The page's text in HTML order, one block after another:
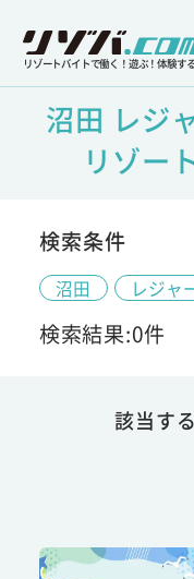
リゾートバイトで働く！遊ぶ！体験す
沼田 レジ
リゾー
検索条件
沼田 レジャ
検索結果:0件
該当す